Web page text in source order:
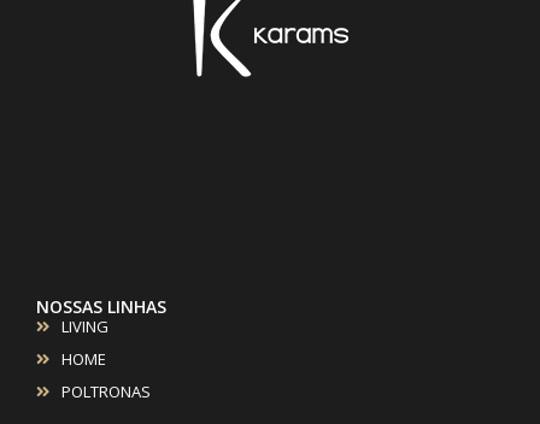
NOSSAS LINHAS
LIVING
HOME
POLTRONAS